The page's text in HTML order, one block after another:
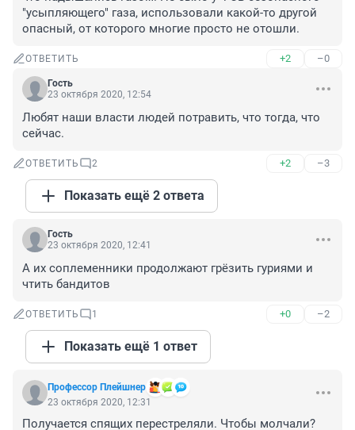
"усыпляющего" газа, использовали какой-то другой
опасный, от которого многие просто не отошли.
ОТВЕТИТЬ +2 –0
Гость
23 октября 2020, 12:54
Любят наши власти людей потравить, что тогда, что
сейчас.
ОТВЕТИТЬ 2 +2 –3
Показать ещё 2 ответа
Гость
23 октября 2020, 12:41
А их соплеменники продолжают грёзить гуриями и
чтить бандитов
ОТВЕТИТЬ 1 +0 –2
Показать ещё 1 ответ
Профессор Плейшнер
23 октября 2020, 12:31
Получается спящих перестреляли. Чтобы молчали?